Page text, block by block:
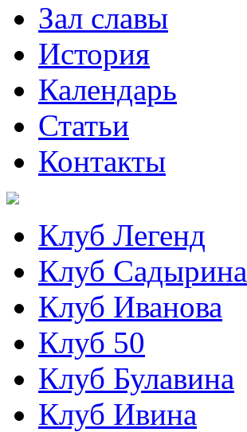
Зал славы
История
Календарь
Статьи
Контакты
Клуб Легенд
Клуб Садырина
Клуб Иванова
Клуб 50
Клуб Булавина
Клуб Ивина